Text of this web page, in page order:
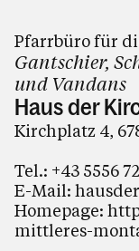
Pfarrbüro für
Gantschier,
und Vandans
Haus der
Kirchplatz 4,
Tel.: +43 5556
E-Mail:
Homepage:
mittleres-